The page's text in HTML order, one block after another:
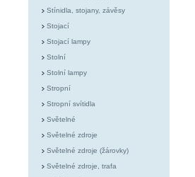
Stínidla, stojany, závěsy
Stojací
Stojací lampy
Stolní
Stolní lampy
Stropní
Stropní svítidla
Světelné
Světelné zdroje
Světelné zdroje (žárovky)
Světelné zdroje, trafa